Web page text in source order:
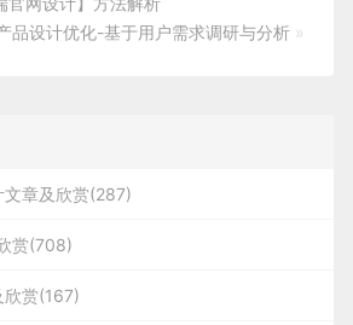
品设计优化-基于用户需求调研与分析 »
文章及欣赏(287)
赏(708)
欣赏(167)